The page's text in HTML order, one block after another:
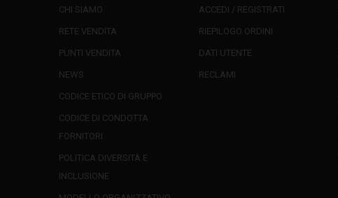
CHI SIAMO
RETE VENDITA
PUNTI VENDITA
NEWS
CODICE ETICO DI GRUPPO
CODICE DI CONDOTTA
FORNITORI
POLITICA DIVERSITÀ E
INCLUSIONE
ACCEDI / REGISTRATI
RIEPILOGO ORDINI
DATI UTENTE
RECLAMI